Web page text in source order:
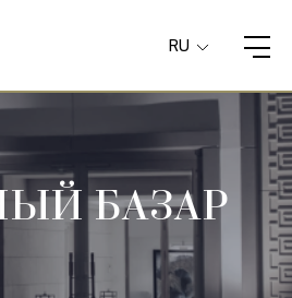
RU
БАЗАР